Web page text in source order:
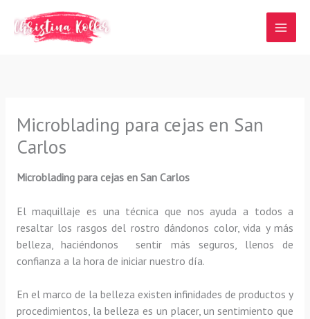
contenido
Microblading para cejas en San
Carlos
Microblading para cejas en San Carlos
El maquillaje es una técnica que nos ayuda a todos a
resaltar los rasgos del rostro dándonos color, vida y más
belleza, haciéndonos sentir más seguros, llenos de
confianza a la hora de iniciar nuestro día.
En el marco de la belleza existen infinidades de productos y
procedimientos, la belleza es un placer, un sentimiento que